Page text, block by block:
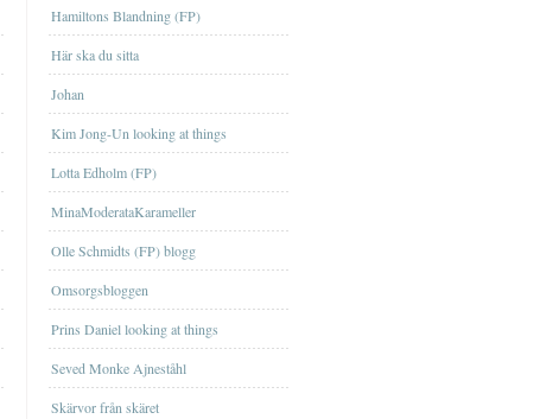
Hamiltons Blandning (FP)
Här ska du sitta
Johan
Kim Jong-Un looking at things
Lotta Edholm (FP)
MinaModerataKarameller
Olle Schmidts (FP) blogg
Omsorgsbloggen
Prins Daniel looking at things
Seved Monke Ajneståhl
Skärvor från skäret